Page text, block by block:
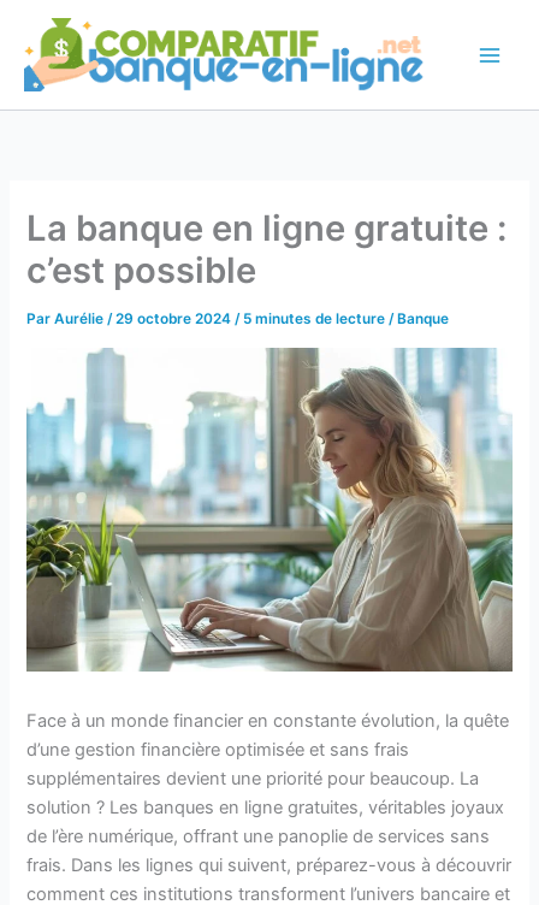
contenu
La banque en ligne gratuite :
c’est possible
ParAurélie/29 octobre 2024/ 5 minutes de lecture / Banque
Face à un monde financier en constante évolution, la quête
d’une gestion financière optimisée et sans frais
supplémentaires devient une priorité pour beaucoup. La
solution ? Les banques en ligne gratuites, véritables joyaux
de l’ère numérique, offrant une panoplie de services sans
frais. Dans les lignes qui suivent, préparez-vous à découvrir
comment ces institutions transforment l’univers bancaire et